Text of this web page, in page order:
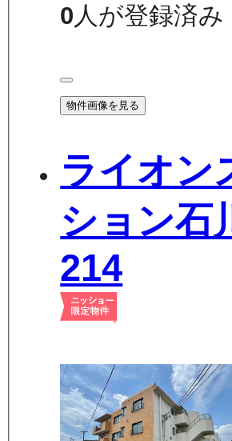
0 人が登録済み
物件画像を見る
ライオン
ション石
214